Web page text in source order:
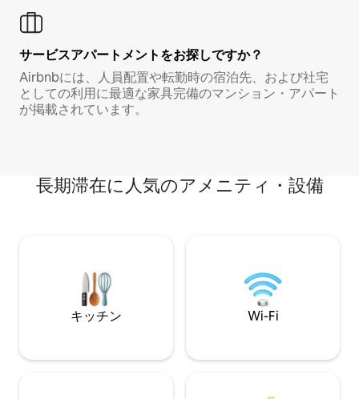
サービスアパートメントをお探しですか？
Airbnbには、人員配置や転勤時の宿泊先、および社宅
としての利用に最適な家具完備のマンション・アパート
が掲載されています。
長期滞在に人気のアメニティ・設備
キッチン Wi-Fi